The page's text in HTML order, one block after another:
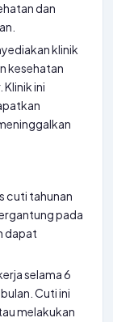
dan
klinik
kesehatan
ini
cuti tahunan
pada
dapat
selama 6
Cuti ini
melakukan